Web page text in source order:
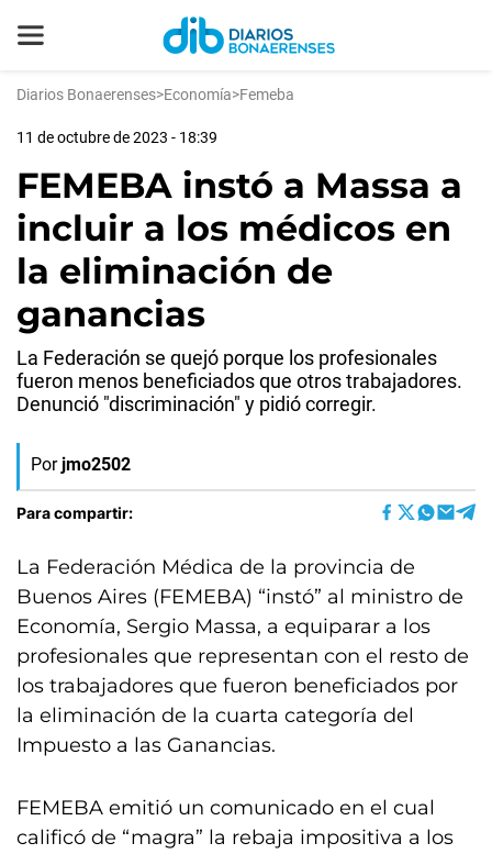
Diarios Bonaerenses>Economía>Femeba
11 de octubre de 2023 - 18:39
FEMEBA instó a Massa a
incluir a los médicos en
la eliminación de
ganancias
La Federación se quejó porque los profesionales
fueron menos beneficiados que otros trabajadores.
Denunció "discriminación" y pidió corregir.
Por jmo2502
Para compartir:
La Federación Médica de la provincia de
Buenos Aires (FEMEBA) “instó” al ministro de
Economía, Sergio Massa, a equiparar a los
profesionales que representan con el resto de
los trabajadores que fueron beneficiados por
la eliminación de la cuarta categoría del
Impuesto a las Ganancias.
FEMEBA emitió un comunicado en el cual
calificó de “magra” la rebaja impositiva a los